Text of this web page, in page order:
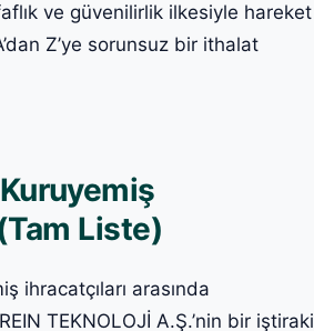
ve güvenilirlik ilkesiyle hareket
Z’ye sorunsuz bir ithalat
Liste)
ihracatçıları arasında
TEKNOLOJİ A.Ş.’nin bir iştiraki